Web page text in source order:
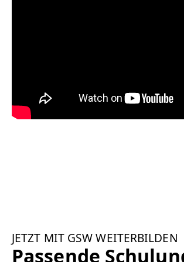
JETZT MIT GSW WEITERBILDEN
Passende